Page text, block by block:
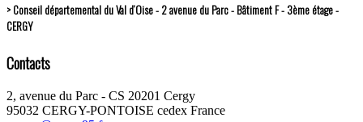
> Conseil départemental du Val d’Oise - 2 avenue du Parc - Bâtiment F - 3ème étage -
CERGY
Contacts
2, avenue du Parc - CS 20201 Cergy
95032 CERGY-PONTOISE cedex France